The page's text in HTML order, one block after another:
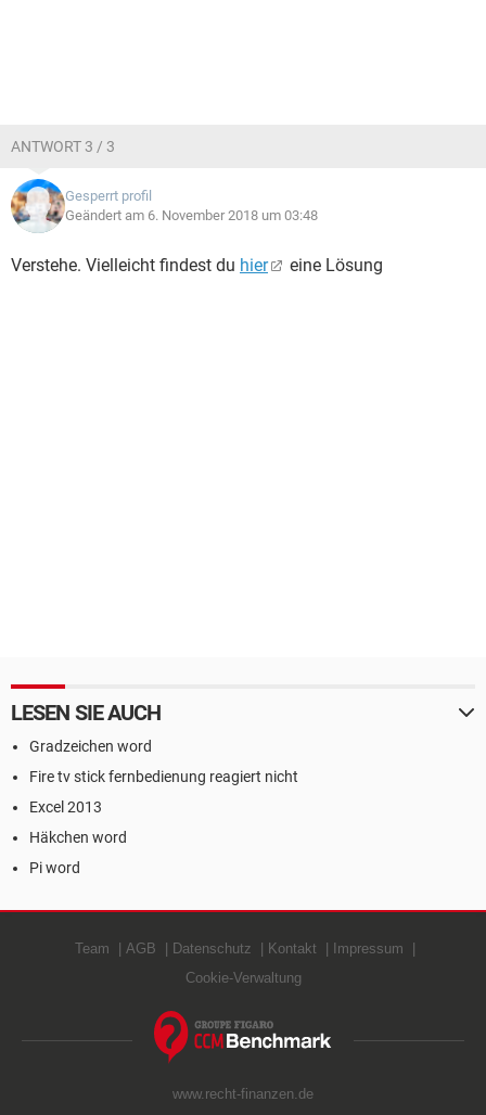
ANTWORT 3 / 3
Gesperrt profil
Geändert am 6. November 2018 um 03:48
Verstehe. Vielleicht findest du hier eine Lösung
LESEN SIE AUCH
Gradzeichen word
Fire tv stick fernbedienung reagiert nicht
Excel 2013
Häkchen word
Pi word
Team AGB Datenschutz Kontakt
Impressum
Cookie-Verwaltung
www.recht-finanzen.de